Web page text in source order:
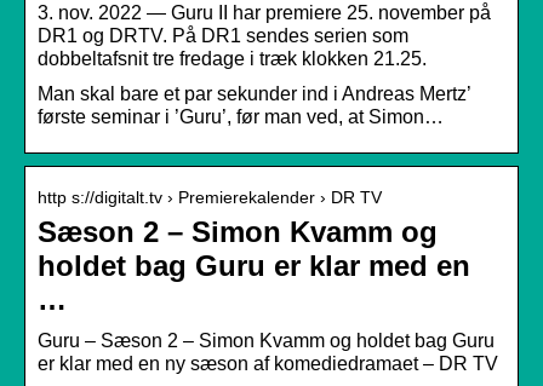
3. nov. 2022 — Guru II har premiere 25. november på
DR1 og DRTV. På DR1 sendes serien som
dobbeltafsnit tre fredage i træk klokken 21.25.
Man skal bare et par sekunder ind i Andreas Mertz’
første seminar i ’Guru’, før man ved, at Simon…
http s://digitalt.tv › Premierekalender › DR TV
Sæson 2 – Simon Kvamm og
holdet bag Guru er klar med en
…
Guru – Sæson 2 – Simon Kvamm og holdet bag Guru
er klar med en ny sæson af komediedramaet – DR TV